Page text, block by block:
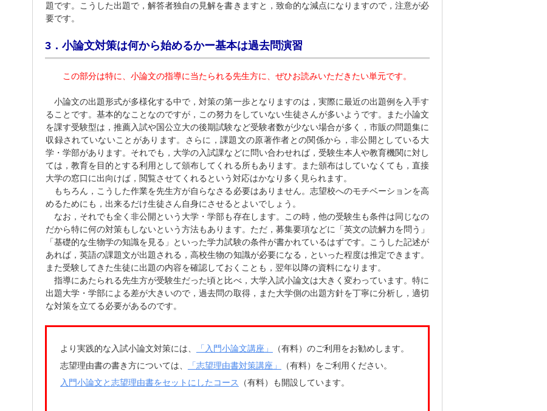
題です。こうした出題で，解答者独自の見解を書きますと，致命的な減点になりますので，注意が必
要です。
3．小論文対策は何から始めるかー基本は過去問演習
この部分は特に、小論文の指導に当たられる先生方に、ぜひお読みいただきたい単元です。
小論文の出題形式が多様化する中で，対策の第一歩となりますのは，実際に最近の出題例を入手す
ることです。基本的なことなのですが，この努力をしていない生徒さんが多いようです。また小論文
を課す受験型は，推薦入試や国公立大の後期試験など受験者数が少ない場合が多く，市販の問題集に
収録されていないことがあります。さらに，課題文の原著作者との関係から，非公開としている大
学・学部があります。それでも，大学の入試課などに問い合わせれば，受験生本人や教育機関に対し
ては，教育を目的とする利用として頒布してくれる所もあります。また頒布はしていなくても，直接
大学の窓口に出向けば，閲覧させてくれるという対応はかなり多く見られます。
もちろん，こうした作業を先生方が自らなさる必要はありません。志望校へのモチベーションを高
めるためにも，出来るだけ生徒さん自身にさせるとよいでしょう。
なお，それでも全く非公開という大学・学部も存在します。この時，他の受験生も条件は同じなの
だから特に何の対策もしないという方法もあります。ただ，募集要項などに「英文の読解力を問う」
「基礎的な生物学の知識を見る」といった学力試験の条件が書かれているはずです。こうした記述が
あれば，英語の課題文が出題される，高校生物の知識が必要になる，といった程度は推定できます。
また受験してきた生徒に出題の内容を確認しておくことも，翌年以降の資料になります。
指導にあたられる先生方が受験生だった頃と比べ，大学入試小論文は大きく変わっています。特に
出題大学・学部による差が大きいので，過去問の取得，また大学側の出題方針を丁寧に分析し，適切
な対策を立てる必要があるのです。
よ り実践的な入試小論文対策には、 「入門小論文講座」 （有料）のご利用をお勧めします。
志望理由書の書き方については、
「志望理由書対策講座」
（有料）をご利用ください。
入門小論文と志望理由書をセットにしたコース
（有料）も 開設しています。